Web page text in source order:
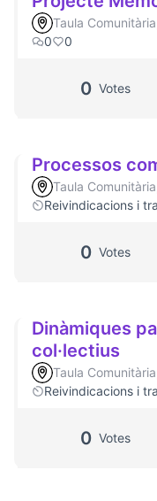
Taula
0
0
0 Votes
Processos
Taula
Reivindicacions i
0 Votes
Dinàmiques
col·lectius
Taula
Reivindicacions i
0 Votes